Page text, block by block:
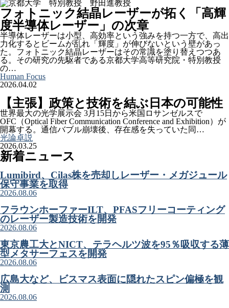
フォトニック結晶レーザーが拓く「高輝
度半導体レーザー」の次章
半導体レーザーは小型、高効率という強みを持つ一方で、高出
力化するとビームが乱れ「輝度」が伸びないという壁があっ
た。フォトニック結晶レーザーはその常識を塗り替えつつあ
る。その研究の先駆者である京都大学高等研究院・特別教授
の…
Human Focus
2026.04.02
【主張】政策と技術を結ぶ日本の可能性
世界最大の光学展示会 3月15日から米国ロサンゼルスで
OFC（Optical Fiber Communication Conference and Exhibition）が
開幕する。通信バブル崩壊後、存在感を失っていた同…
光論卓説
2026.03.25
新着ニュース
Lumibird、Cilas株を売却しレーザー・メガジュール
保守事業を取得
2026.08.06
フラウンホーファーILT、PFASフリーコーティング
のレーザー製造技術を開発
2026.08.06
東京農工大とNICT、テラヘルツ波を95％吸収する薄
型メタサーフェスを開発
2026.08.06
広島大など、ビスマス表面に隠れたスピン偏極を観
測
2026.08.06